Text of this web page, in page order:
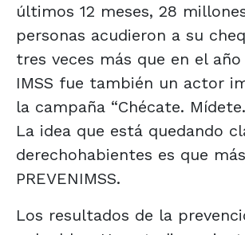
últimos 12 meses, 28
personas acudieron a su
tres veces más que en el
IMSS fue también un actor
la campaña “Chécate.
La idea que está quedando
derechohabientes es que
PREVENIMSS.
Los resultados de la